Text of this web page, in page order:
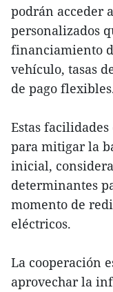
podrán acceder
personalizados
financiamiento
vehículo, tasas
de pago
Estas
para mitigar la
inicial,
determinantes
momento de
eléctricos.
La cooperación
aprovechar la